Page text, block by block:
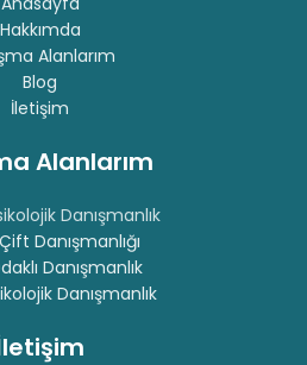
Hakkımda
Alanlarım
Blog
İletişim
Alanlarım
Danışmanlık
Danışmanlığı
Danışmanlık
Danışmanlık